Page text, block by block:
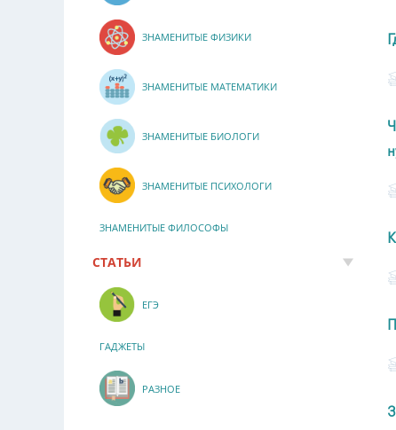
ЗНАМЕНИТЫЕ ФИЗИКИ
ЗНАМЕНИТЫЕ МАТЕМАТИКИ
ЗНАМЕНИТЫЕ БИОЛОГИ
ЗНАМЕНИТЫЕ ПСИХОЛОГИ
ЗНАМЕНИТЫЕ ФИЛОСОФЫ
СТАТЬИ
ЕГЭ
ГАДЖЕТЫ
РАЗНОЕ